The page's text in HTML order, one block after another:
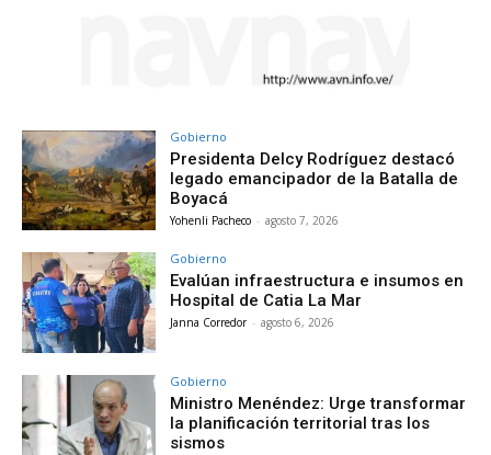
Gobierno
Presidenta Delcy Rodríguez destacó
legado emancipador de la Batalla de
Boyacá
Yohenli Pacheco - agosto 7, 2026
Gobierno
Evalúan infraestructura e insumos en
Hospital de Catia La Mar
Janna Corredor - agosto 6, 2026
Gobierno
Ministro Menéndez: Urge transformar
la planificación territorial tras los
sismos